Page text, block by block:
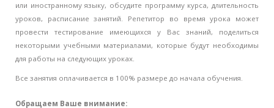
или иностранному языку, обсудите программу курса, длительность
уроков, расписание занятий. Репетитор во время урока может
провести тестирование имеющихся у Вас знаний, поделиться
некоторыми учебными материалами, которые будут необходимы
для работы на следующих уроках.
Все занятия оплачивается в 100% размере до начала обучения.
Обращаем Ваше внимание: